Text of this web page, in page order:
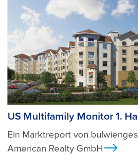
US Multifamily Monitor 1.
Ein Marktreport von
American Realty GmbH